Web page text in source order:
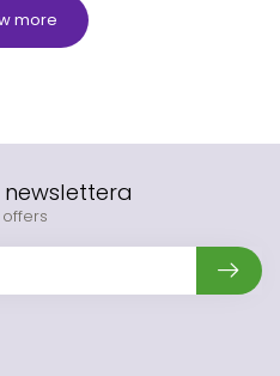
more
newslettera